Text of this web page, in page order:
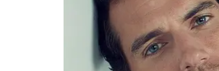
pequenos restos de alimentos ou pedaços de